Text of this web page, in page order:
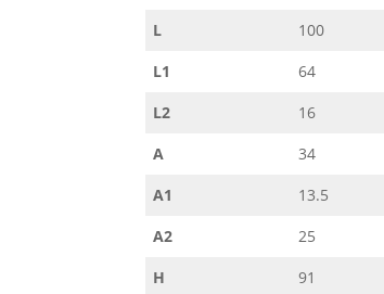
L
100
L1
64
L2
16
A
34
A1
13.5
A2
25
H
91